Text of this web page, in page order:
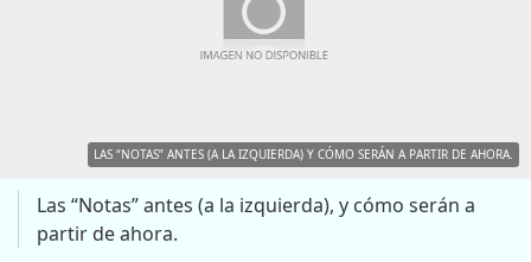
LAS “NOTAS” ANTES (A LA IZQUIERDA) Y CÓMO SERÁN A PARTIR DE AHORA.
Las “Notas” antes (a la izquierda), y cómo serán a
partir de ahora.